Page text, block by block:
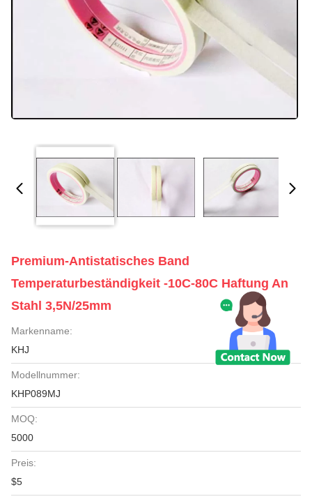
Premium-Antistatisches Band
Temperaturbeständigkeit -10C-80C Haftung An
Stahl 3,5N/25mm
Markenname:
KHJ
Modellnummer:
KHP089MJ
MOQ:
5000
Preis:
$5